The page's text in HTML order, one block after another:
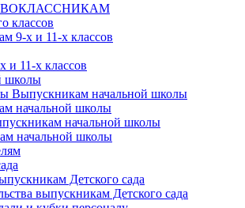
классов
9-х и 11-х классов
и 11-х классов
школы
Выпускникам начальной школы
начальной школы
начальной школы
начальной школы
Детского сада
выпускникам Детского сада